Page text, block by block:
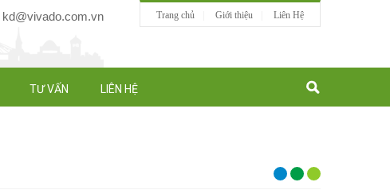
Trang chủ Giới thiệu Liên Hệ
kd@vivado.com.vn
TƯ VẤN LIÊN HỆ